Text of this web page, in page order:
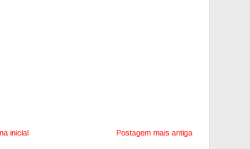
Postagem mais antiga
inicial